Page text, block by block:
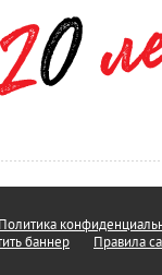
Политика
баннер Правила